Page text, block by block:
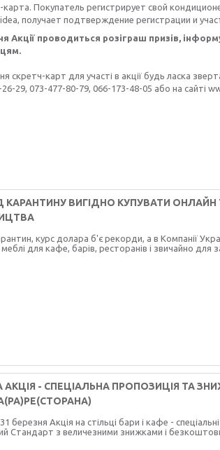
карта. Покупатель регистрирует свой
получает подтверждение регистрации и
Акції проводиться розіграш призів,
скретч-карт для участі в акції будь ласка
29, 073-477-80-79, 066-173-48-05 або на сайті
КАРАНТИНУ ВИГІДНО КУПУВАТИ
курс долара б'є рекорди, а в Компанії
для кафе, барів, ресторанів і звичайно для
АКЦІЯ - СПЕЦІАЛЬНА ПРОПОЗИЦІЯ ТА
березня Акція на стільці бари і кафе -
Стандарт з величезними знижками і